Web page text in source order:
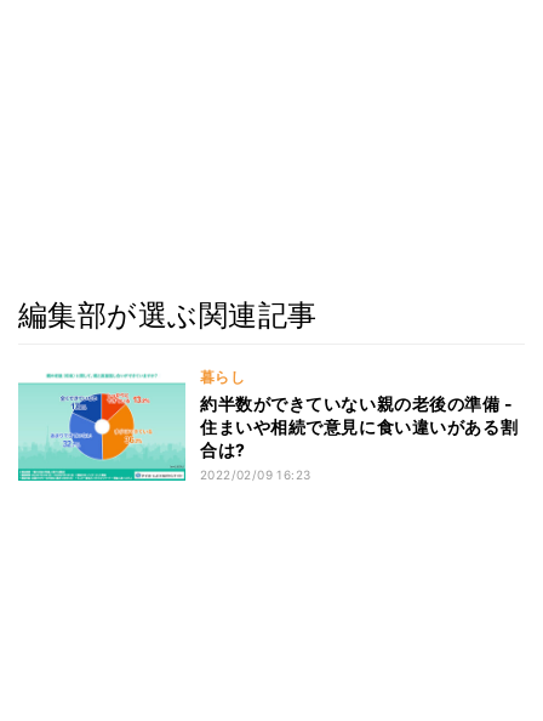
編集部が選ぶ関連記事
暮らし
約半数ができていない親の老後の準備 -
住まいや相続で意見に食い違いがある割
合は?
2022/02/09 16:23